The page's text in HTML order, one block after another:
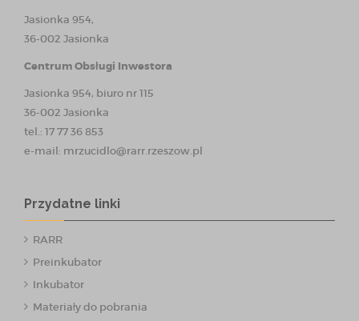
Jasionka 954,
36-002 Jasionka
Centrum Obsługi Inwestora
Jasionka 954, biuro nr 115
36-002 Jasionka
tel.: 17 77 36 853
e-mail: mrzucidlo@rarr.rzeszow.pl
Przydatne linki
RARR
Preinkubator
Inkubator
Materiały do pobrania